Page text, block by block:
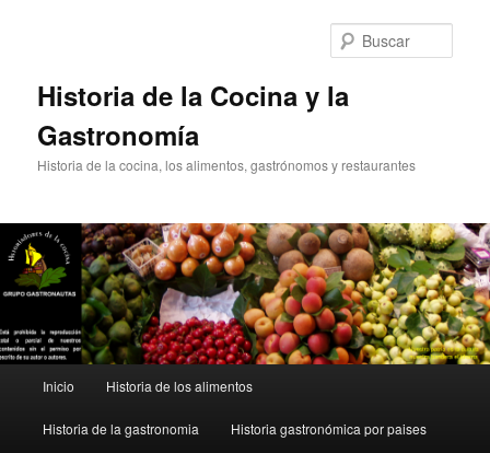
Historia de la Cocina y la
Gastronomía
Historia de la cocina, los alimentos, gastrónomos y restaurantes
principal
Inicio Historia de los alimentos
Historia de la gastronomia Historia gastronómica por paises